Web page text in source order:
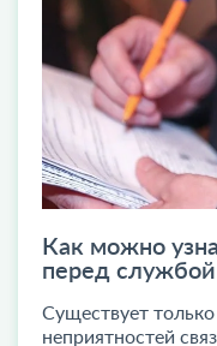
Как можно
перед
Существует
неприятностей